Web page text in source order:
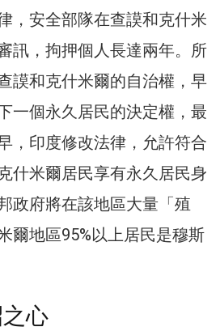
，安全部隊在查謨和克什米
訊，拘押個人長達兩年。所
謨和克什米爾的自治權，早
一個永久居民的決定權，最
，印度修改法律，允許符合
什米爾居民享有永久居民身
政府將在該地區大量「殖
爾地區95%以上居民是穆斯
心